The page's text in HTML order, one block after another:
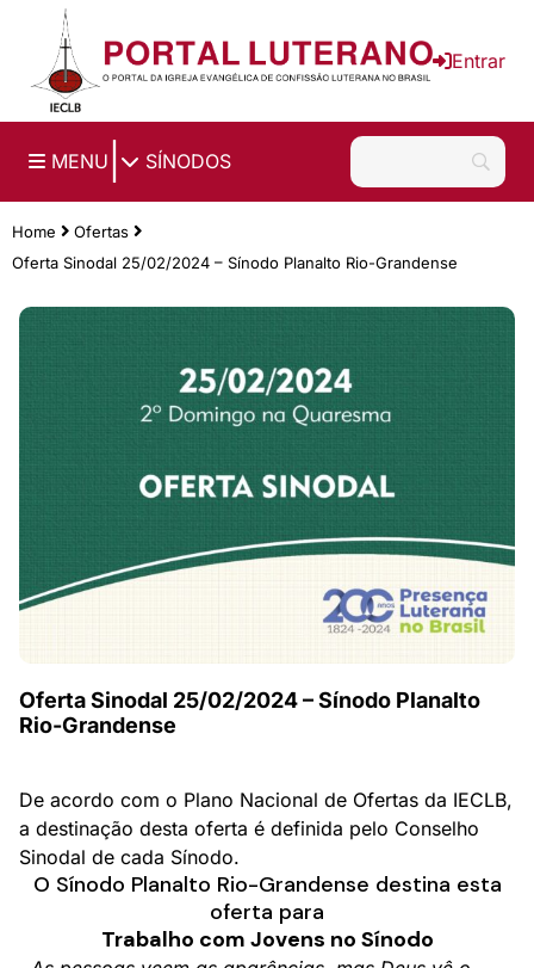
Ir para o conteúdo principal
Entrar
MENU SÍNODOS
Home
Ofertas
Oferta Sinodal 25/02/2024 – Sínodo Planalto Rio-Grandense
Oferta Sinodal 25/02/2024 – Sínodo Planalto
Rio-Grandense
De acordo com o Plano Nacional de Ofertas da IECLB,
a destinação desta oferta é definida pelo Conselho
Sinodal de cada Sínodo.
O Sínodo Planalto Rio-Grandense destina esta
oferta para
Trabalho com Jovens no Sínodo